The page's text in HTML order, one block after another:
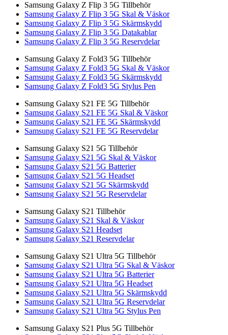
Samsung Galaxy Z Flip 3 5G Tillbehör
Samsung Galaxy Z Flip 3 5G Skal & Väskor
Samsung Galaxy Z Flip 3 5G Skärmskydd
Samsung Galaxy Z Flip 3 5G Datakablar
Samsung Galaxy Z Flip 3 5G Reservdelar
Samsung Galaxy Z Fold3 5G Tillbehör
Samsung Galaxy Z Fold3 5G Skal & Väskor
Samsung Galaxy Z Fold3 5G Skärmskydd
Samsung Galaxy Z Fold3 5G Stylus Pen
Samsung Galaxy S21 FE 5G Tillbehör
Samsung Galaxy S21 FE 5G Skal & Väskor
Samsung Galaxy S21 FE 5G Skärmskydd
Samsung Galaxy S21 FE 5G Reservdelar
Samsung Galaxy S21 5G Tillbehör
Samsung Galaxy S21 5G Skal & Väskor
Samsung Galaxy S21 5G Batterier
Samsung Galaxy S21 5G Headset
Samsung Galaxy S21 5G Skärmskydd
Samsung Galaxy S21 5G Reservdelar
Samsung Galaxy S21 Tillbehör
Samsung Galaxy S21 Skal & Väskor
Samsung Galaxy S21 Headset
Samsung Galaxy S21 Reservdelar
Samsung Galaxy S21 Ultra 5G Tillbehör
Samsung Galaxy S21 Ultra 5G Skal & Väskor
Samsung Galaxy S21 Ultra 5G Batterier
Samsung Galaxy S21 Ultra 5G Headset
Samsung Galaxy S21 Ultra 5G Skärmskydd
Samsung Galaxy S21 Ultra 5G Reservdelar
Samsung Galaxy S21 Ultra 5G Stylus Pen
Samsung Galaxy S21 Plus 5G Tillbehör